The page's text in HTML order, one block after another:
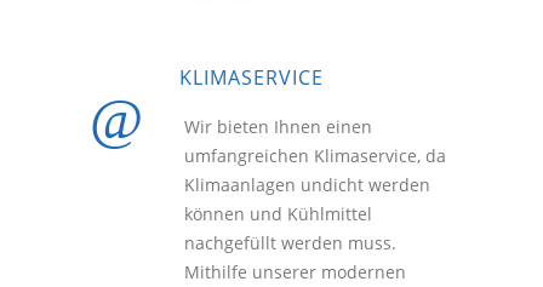
KLIMASERVICE
Wir bieten Ihnen einen
umfangreichen Klimaservice, da
Klimaanlagen undicht werden
können und Kühlmittel
nachgefüllt werden muss.
Mithilfe unserer modernen